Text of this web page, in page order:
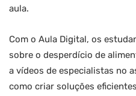
aula.
Com o Aula Digital, os
sobre o desperdício de
a vídeos de especialistas no
como criar soluções